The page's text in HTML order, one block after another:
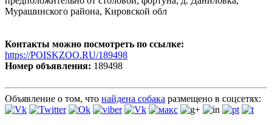
Мурашинского района, Кировской обл
Контакты можно посмотреть по ссылке:
https://POISKZOO.RU/189498
Номер объявления: 189498
Объявление о том, что найдена собака размещено в соцсетях: